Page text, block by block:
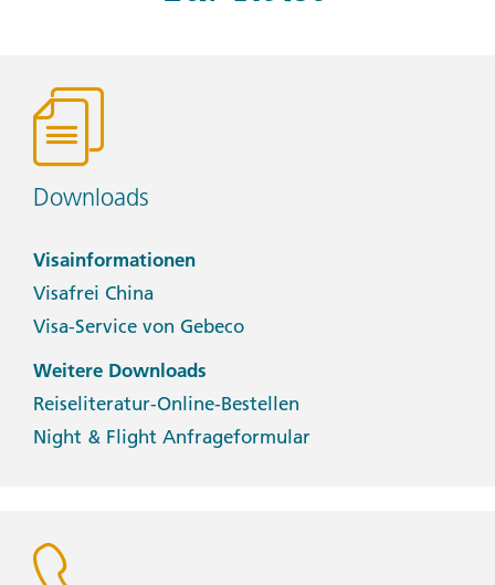
Downloads
Visainformationen
Visafrei China
Visa-Service von Gebeco
Weitere Downloads
Reiseliteratur-Online-Bestellen
Night & Flight Anfrageformular